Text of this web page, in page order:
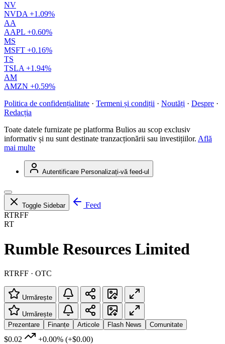
NV
NVDA +1.09%
AA
AAPL +0.60%
MS
MSFT +0.16%
TS
TSLA +1.94%
AM
AMZN +0.59%
Politica de confidențialitate · Termeni și condiții · Noutăți · Despre ·
Redacția
Toate datele furnizate pe platforma Bulios au scop exclusiv
informativ și nu sunt destinate tranzacționării sau investițiilor. Află
mai multe
Autentificare Personalizați-vă feed-ul
Toggle Sidebar
Feed
RTRFF
RT
Rumble Resources Limited
RTRFF · OTC
Urmărește
Urmărește
Prezentare
Finanțe Articole Flash News Comunitate
$0.02 +0.00% (+$0.00)